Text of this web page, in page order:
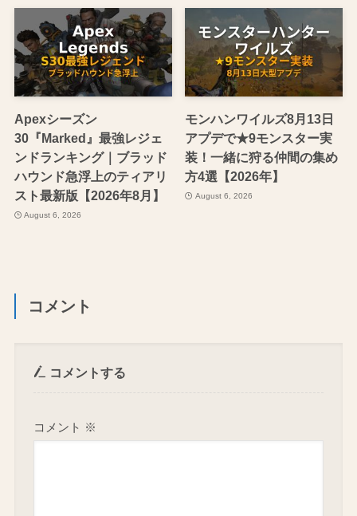
Apexシーズン
30『Marked』最強レジェ
ンドランキング｜ブラッド
ハウンド急浮上のティアリ
スト最新版【2026年8月】
August 6, 2026
モンハンワイルズ8月13日
アプデで★9モンスター実
装！一緒に狩る仲間の集め
方4選【2026年】
August 6, 2026
コメント
コメントする
コメント ※